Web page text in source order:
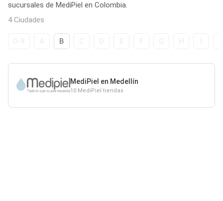
sucursales de MediPiel en Colombia.
4 Ciudades
B
MediPiel en Medellín
10 MediPiel tiendas